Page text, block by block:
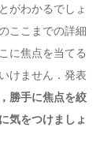
がわかるでしょ
ここまでの詳細
に焦点を当てる
けません．発表
勝手に焦点を絞
気をつけましょ